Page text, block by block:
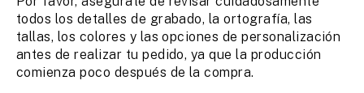
todos los detalles de grabado, la ortografía, las
tallas, los colores y las opciones de personalización
antes de realizar tu pedido, ya que la producción
comienza poco después de la compra.